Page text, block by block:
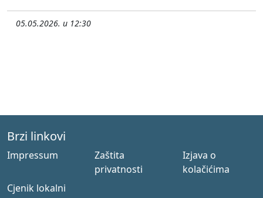
05.05.2026. u 12:30
Brzi linkovi
Impressum
Zaštita
privatnosti
Izjava o
kolačićima
Cjenik lokalni